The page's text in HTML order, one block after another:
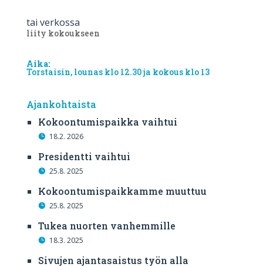
tai verkossa
liity kokoukseen
Aika:
Torstaisin, lounas klo 12.30 ja kokous klo 13
Ajankohtaista
Kokoontumispaikka vaihtui
18.2. 2026
Presidentti vaihtui
25.8. 2025
Kokoontumispaikkamme muuttuu
25.8. 2025
Tukea nuorten vanhemmille
18.3. 2025
Sivujen ajantasaistus työn alla